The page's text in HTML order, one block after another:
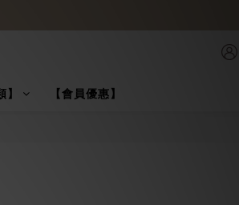
【會員優惠】